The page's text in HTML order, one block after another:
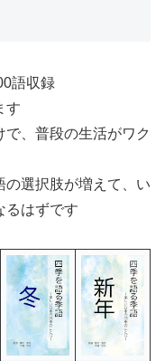
語収録
す
、普段の生活がワク
選択肢が増えて、い
るはずです